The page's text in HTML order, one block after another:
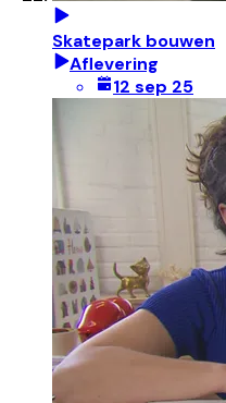
Skatepark bouwen
Aflevering
12 sep 25